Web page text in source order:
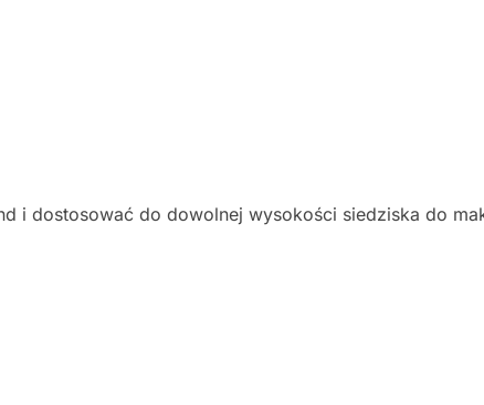
i dostosować do dowolnej wysokości siedziska do